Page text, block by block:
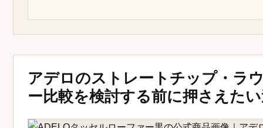
アデロのストレートチップ・ラ
ー比較を検討する前に押さえた